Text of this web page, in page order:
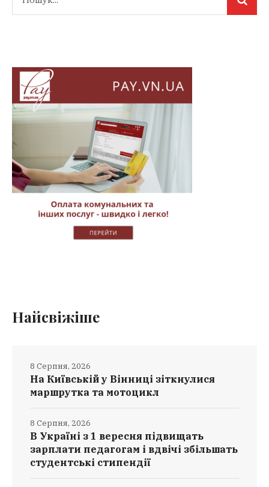
Найсвіжіше
На Київській у Вінниці зіткнулися
маршрутка та мотоцикл
8 Серпня, 2026
В Україні з 1 вересня підвищать
зарплати педагогам і вдвічі збільшать
студентські стипендії
8 Серпня, 2026